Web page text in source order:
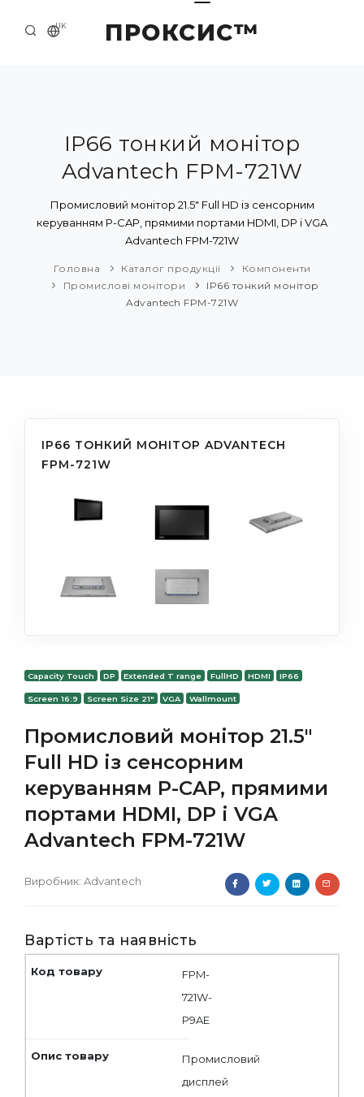
ПРОКСИС™
UK
ПРО НАС
ПРИКЛАДИ ТА РІШЕННЯ
КАТАЛОГ ПРОДУКЦІЇ
IP66 тонкий монітор
Advantech FPM-721W
Промисловий монітор 21.5" Full HD із сенсорним
керуванням P-CAP, прямими портами HDMI, DP і VGA
Advantech FPM-721W
Головна Каталог продукції
Компоненти
Промислові монітори
IP66 тонкий монітор
Advantech FPM-721W
IP66 ТОНКИЙ МОНІТОР ADVANTECH
FPM-721W
Capacity Touch DP Extended T range FullHD HDMI IP66
Screen 16:9 Screen Size 21" VGA Wallmount
Промисловий монітор 21.5"
Full HD із сенсорним
керуванням P-CAP, прямими
портами HDMI, DP і VGA
Advantech FPM-721W
Виробник: Advantech
Вартість та наявність
FPM-
721W-
P9AE
Промисловий
дисплей